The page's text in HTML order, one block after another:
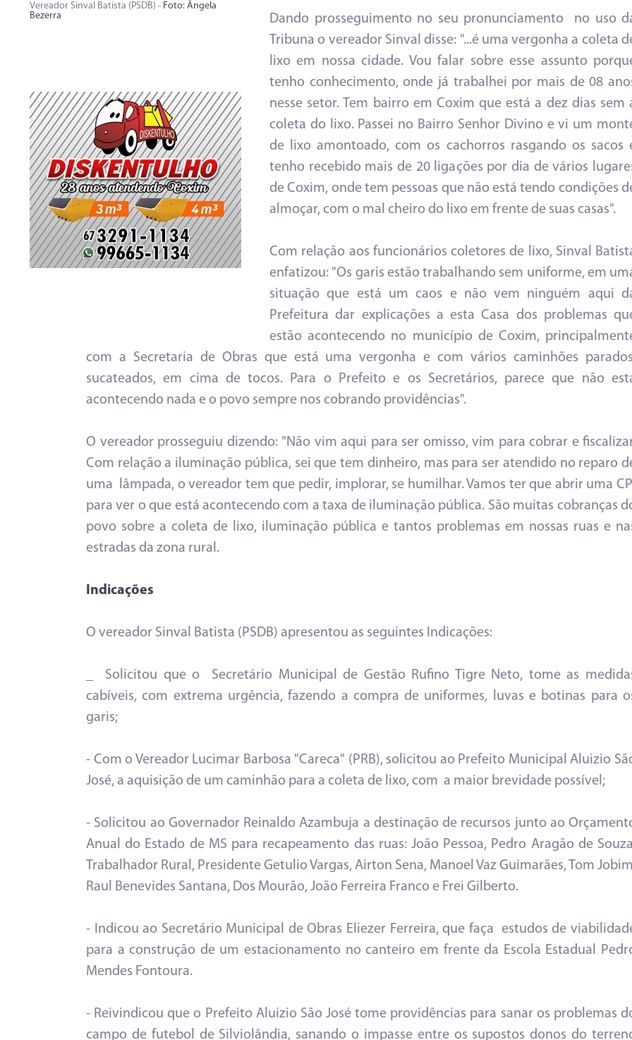
Vereador Sinval Batista (PSDB) - Foto: Ângela
Bezerra
Dando prosseguimento no seu pronunciamento no uso
Tribuna o vereador Sinval disse: "...é uma vergonha a coleta
lixo em nossa cidade. Vou falar sobre esse assunto
tenho conhecimento, onde já trabalhei por mais de 08
nesse setor. Tem bairro em Coxim que está a dez dias sem
coleta do lixo. Passei no Bairro Senhor Divino e vi um
de lixo amontoado, com os cachorros rasgando os sacos
tenho recebido mais de 20 ligações por dia de vários
de Coxim, onde tem pessoas que não está tendo condições
almoçar, com o mal cheiro do lixo em frente de suas casas".
Com relação aos funcionários coletores de lixo, Sinval
enfatizou: "Os garis estão trabalhando sem uniforme, em
situação que está um caos e não vem ninguém aqui
Prefeitura dar explicações a esta Casa dos problemas
estão acontecendo no município de Coxim,
com a Secretaria de Obras que está uma vergonha e com vários caminhões
sucateados, em cima de tocos. Para o Prefeito e os Secretários, parece que não
acontecendo nada e o povo sempre nos cobrando providências".
O vereador prosseguiu dizendo: "Não vim aqui para ser omisso, vim para cobrar e
Com relação a iluminação pública, sei que tem dinheiro, mas para ser atendido no reparo
uma lâmpada, o vereador tem que pedir, implorar, se humilhar. Vamos ter que abrir uma
para ver o que está acontecendo com a taxa de iluminação pública. São muitas cobranças
povo sobre a coleta de lixo, iluminação pública e tantos problemas em nossas ruas e
estradas da zona rural.
Indicações
O vereador Sinval Batista (PSDB) apresentou as seguintes Indicações:
_ Solicitou que o Secretário Municipal de Gestão Rufino Tigre Neto, tome as
cabíveis, com extrema urgência, fazendo a compra de uniformes, luvas e botinas para
garis;
- Com o Vereador Lucimar Barbosa "Careca" (PRB), solicitou ao Prefeito Municipal Aluizio
José, a aquisição de um caminhão para a coleta de lixo, com a maior brevidade possível;
- Solicitou ao Governador Reinaldo Azambuja a destinação de recursos junto ao
Anual do Estado de MS para recapeamento das ruas: João Pessoa, Pedro Aragão de
Trabalhador Rural, Presidente Getulio Vargas, Airton Sena, Manoel Vaz Guimarães, Tom
Raul Benevides Santana, Dos Mourão, João Ferreira Franco e Frei Gilberto.
- Indicou ao Secretário Municipal de Obras Eliezer Ferreira, que faça estudos de
para a construção de um estacionamento no canteiro em frente da Escola Estadual
Mendes Fontoura.
- Reivindicou que o Prefeito Aluizio São José tome providências para sanar os problemas
campo de futebol de Silviolândia, sanando o impasse entre os supostos donos do